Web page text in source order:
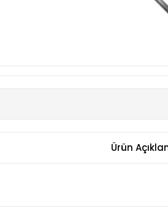
Ürün